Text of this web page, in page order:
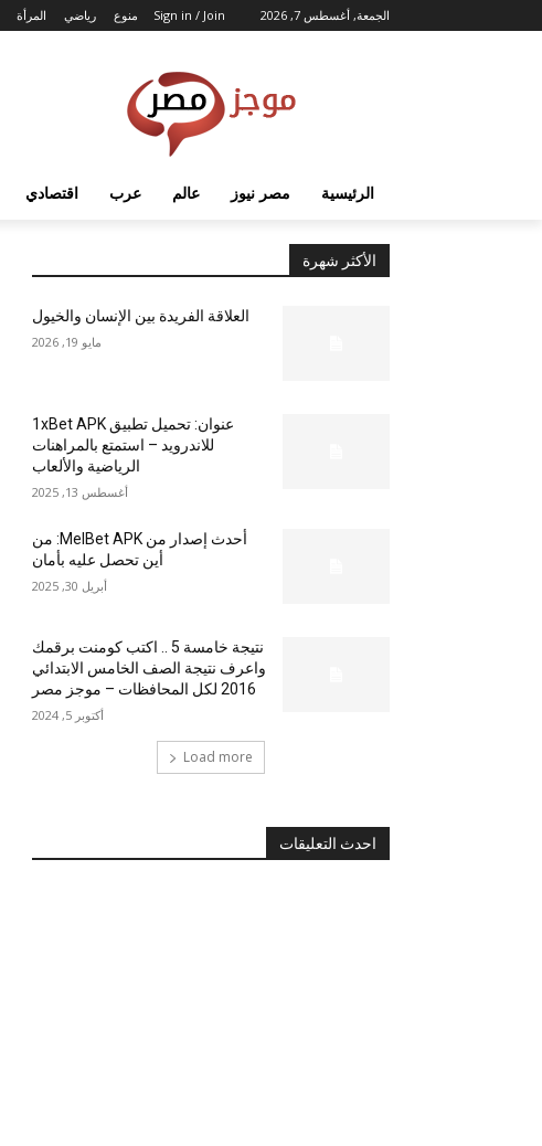
الجمعة, أغسطس 7, 2026 Sign in / Join المرأة رياضي منوع
الرئيسية مصر نيوز عالم عرب اقتصادي
الأكثر شهرة
العلاقة الفريدة بين الإنسان والخيول
مايو 19, 2026
عنوان: تحميل تطبيق 1xBet APK
للاندرويد – استمتع بالمراهنات
الرياضية والألعاب
أغسطس 13, 2025
أحدث إصدار من MelBet APK: من
أين تحصل عليه بأمان
أبريل 30, 2025
نتيجة خامسة 5 .. اكتب كومنت برقمك
واعرف نتيجة الصف الخامس الابتدائي
2016 لكل المحافظات – موجز مصر
أكتوبر 5, 2024
Load more
احدث التعليقات